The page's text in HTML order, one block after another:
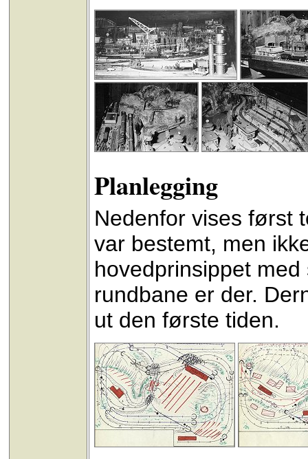
Planlegging
Nedenfor vises først
var bestemt, men
hovedprinsippet
rundbane er der.
ut den første tiden.